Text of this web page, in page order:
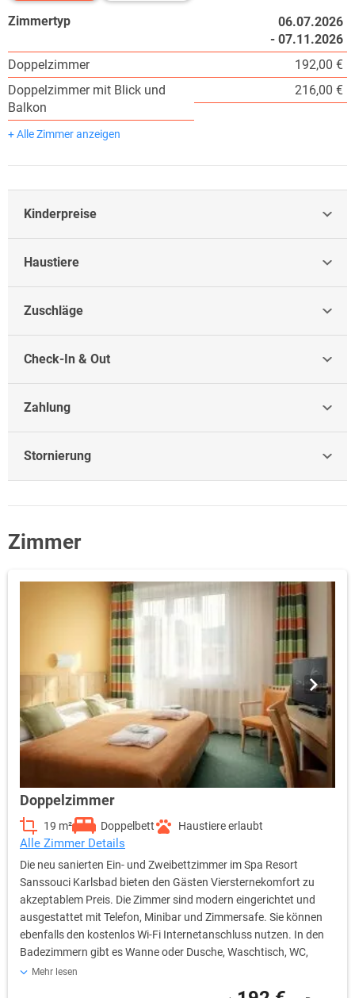
Zimmertyp
Doppelzimmer
Doppelzimmer mit Blick und
Balkon
+ Alle Zimmer anzeigen
06.07.2026
- 07.11.2026
192,00 €
216,00 €
Kinderpreise
Haustiere
Zuschläge
Check-In & Out
Zahlung
Stornierung
Zimmer
Doppelzimmer
19 m² Doppelbett Haustiere erlaubt
Alle Zimmer Details
Die neu sanierten Ein- und Zweibettzimmer im Spa Resort
Sanssouci Karlsbad bieten den Gästen Viersternekomfort zu
akzeptablem Preis. Die Zimmer sind modern eingerichtet und
ausgestattet mit Telefon, Minibar und Zimmersafe. Sie können
ebenfalls den kostenlos Wi-Fi Internetanschluss nutzen. In den
Badezimmern gibt es Wanne oder Dusche, Waschtisch, WC,
Haartrockner und Kosmetikspiegel. Während des Aufenthaltes
Mehr lesen